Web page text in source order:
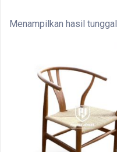
Menampilkan hasil tunggal